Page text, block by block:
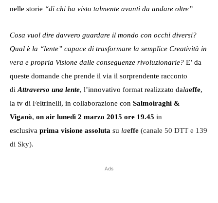
nelle storie “di chi ha visto talmente avanti da andare oltre”
Cosa vuol dire davvero guardare il mondo con occhi diversi?
Qual è la “lente” capace di trasformare la semplice Creatività in
vera e propria Visione dalle conseguenze rivoluzionarie? E’ da
queste domande che prende il via il sorprendente racconto
di Attraverso una lente, l’innovativo format realizzato dalaeffe,
la tv di Feltrinelli, in collaborazione con Salmoiraghi &
Viganò, on air lunedì 2 marzo 2015 ore 19.45 in
esclusiva prima visione assoluta su laeffe (canale 50 DTT e 139
di Sky).
Ads